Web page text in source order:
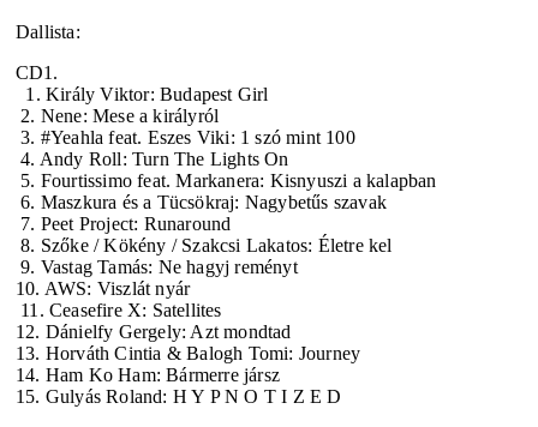
Dallista:
CD1.
1. Király Viktor: Budapest Girl
2. Nene: Mese a királyról
3. #Yeahla feat. Eszes Viki: 1 szó mint 100
4. Andy Roll: Turn The Lights On
5. Fourtissimo feat. Markanera: Kisnyuszi a kalapban
6. Maszkura és a Tücsökraj: Nagybetűs szavak
7. Peet Project: Runaround
8. Szőke / Kökény / Szakcsi Lakatos: Életre kel
9. Vastag Tamás: Ne hagyj reményt
10. AWS: Viszlát nyár
11. Ceasefire X: Satellites
12. Dánielfy Gergely: Azt mondtad
13. Horváth Cintia & Balogh Tomi: Journey
14. Ham Ko Ham: Bármerre jársz
15. Gulyás Roland: H Y P N O T I Z E D